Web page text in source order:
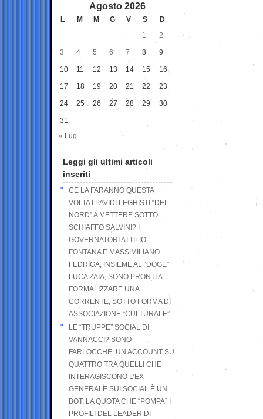
Agosto 2026
L M M G V S
D
1
2
3 4 5 6 7 8 9
10 11 12 13 14 15 16
17 18 19 20 21 22 23
24 25 26 27 28 29 30
31
« Lug
Leggi gli ultimi articoli
inseriti
CE LA FARANNO QUESTA
VOLTA I PAVIDI LEGHISTI “DEL
NORD” A METTERE SOTTO
SCHIAFFO SALVINI? I
GOVERNATORI ATTILIO
FONTANA E MASSIMILIANO
FEDRIGA, INSIEME AL “DOGE”
LUCA ZAIA, SONO PRONTI A
FORMALIZZARE UNA
CORRENTE, SOTTO FORMA DI
ASSOCIAZIONE “CULTURALE”
LE “TRUPPE” SOCIAL DI
VANNACCI? SONO
FARLOCCHE: UN ACCOUNT SU
QUATTRO TRA QUELLI CHE
INTERAGISCONO L’EX
GENERALE SUI SOCIAL È UN
BOT. LA QUOTA CHE “POMPA” I
PROFILI DEL LEADER DI